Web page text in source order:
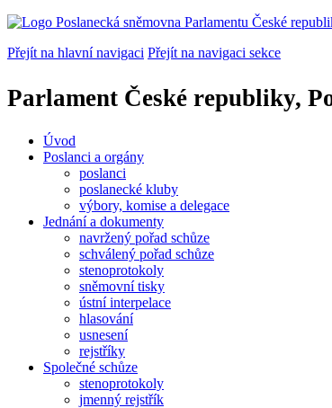
Přejít na hlavní navigaci Přejít na navigaci sekce
Parlament České republiky,
Úvod
Poslanci a orgány
poslanci
poslanecké kluby
výbory, komise a delegace
Jednání a dokumenty
navržený pořad schůze
schválený pořad schůze
stenoprotokoly
sněmovní tisky
ústní interpelace
hlasování
usnesení
rejstříky
Společné schůze
stenoprotokoly
jmenný rejstřík